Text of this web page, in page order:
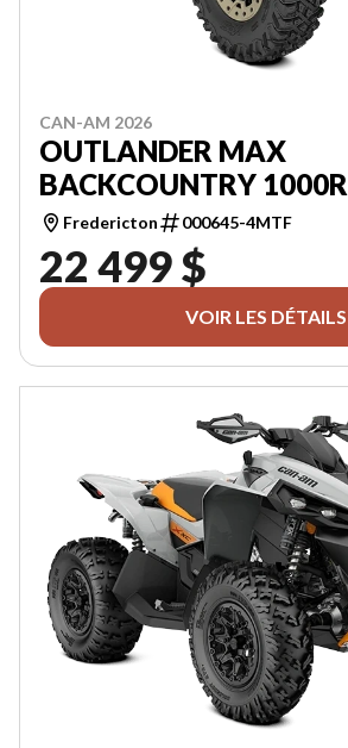
CAN-AM 2026
OUTLANDER MAX
BACKCOUNTRY 1000R
Fredericton 000645-4MTF
22 499 $
VOIR LES DÉTAILS